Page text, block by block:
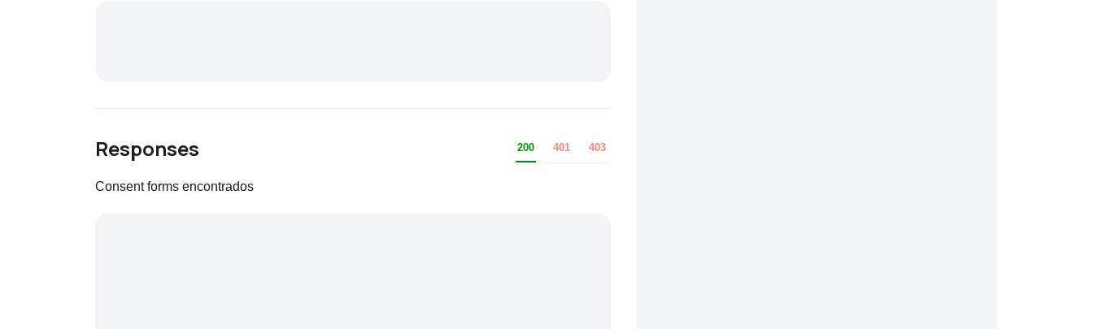
Responses 200 401 403
Consent forms encontrados